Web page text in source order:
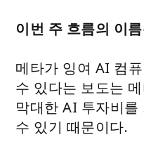
이번 주 흐름의 이
메타가 잉여 AI 컴
수 있다는 보도는
막대한 AI 투자비를
수 있기 때문이다.